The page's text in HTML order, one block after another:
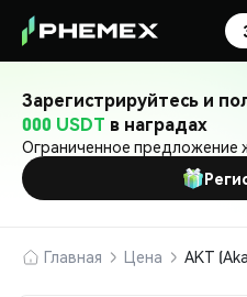
Зарегистрируйтесь и
000 USDT в наградах
Ограниченное предложение
Главная Цена AKT